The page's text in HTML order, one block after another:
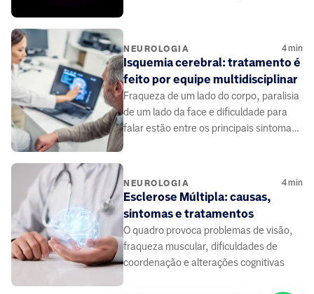
NEUROLOGIA 4min
Isquemia cerebral: tratamento é
feito por equipe multidisciplinar
Fraqueza de um lado do corpo, paralisia
de um lado da face e dificuldade para
falar estão entre os principais sintomas
NEUROLOGIA 4min
Esclerose Múltipla: causas,
sintomas e tratamentos
O quadro provoca problemas de visão,
fraqueza muscular, dificuldades de
coordenação e alterações cognitivas